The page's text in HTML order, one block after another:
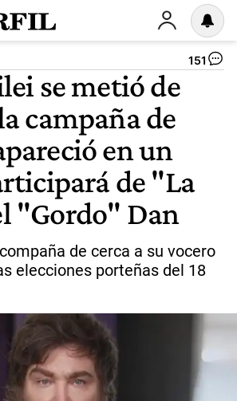
151
se metió de
campaña de
en un
de "La
"Gordo" Dan
de cerca a su vocero
elecciones porteñas del 18